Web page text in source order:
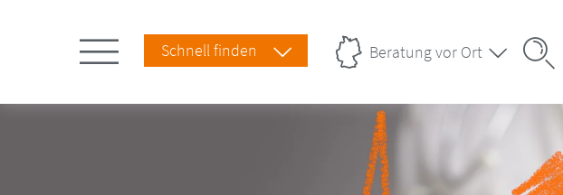
Schnell finden Beratung vor Ort